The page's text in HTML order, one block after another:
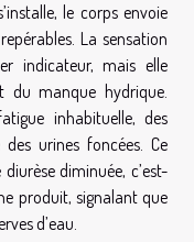
le corps envoie
La sensation
indicateur, mais elle
du manque hydrique.
inhabituelle, des
urines foncées. Ce
diminuée, c’est-
produit, signalant que
d’eau.